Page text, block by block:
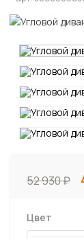
52 930
Цвет